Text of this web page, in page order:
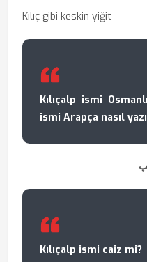
Kılıç gibi keskin yiğit
Kılıçalp ismi
ismi Arapça nasıl
Kılıçalp ismi caiz mi?